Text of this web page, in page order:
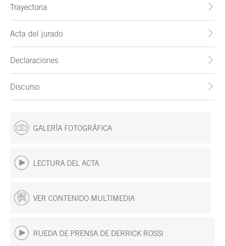
Trayectoria
Acta del jurado
Declaraciones
Discurso
GALERÍA FOTOGRÁFICA
LECTURA DEL ACTA
VER CONTENIDO MULTIMEDIA
RUEDA DE PRENSA DE DERRICK ROSSI